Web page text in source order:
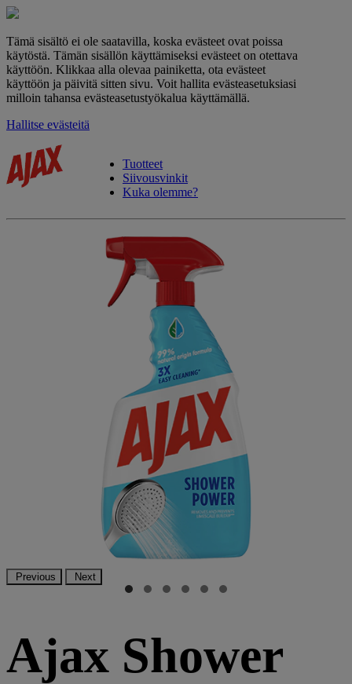
Tämä sisältö ei ole saatavilla, koska evästeet ovat poissa
käytöstä. Tämän sisällön käyttämiseksi evästeet on otettava
käyttöön. Klikkaa alla olevaa painiketta, ota evästeet
käyttöön ja päivitä sitten sivu. Voit hallita evästeasetuksiasi
milloin tahansa evästeasetustyökalua käyttämällä.
Hallitse evästeitä
Tuotteet
Siivousvinkit
Kuka olemme?
Previous Next
Ajax Shower